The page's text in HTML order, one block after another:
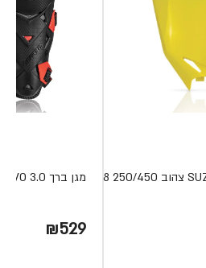
מגן ברך IMPACT EVO 3.0 מבית ACERBIS
₪529